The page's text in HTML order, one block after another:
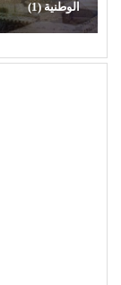
الوطنية (1)